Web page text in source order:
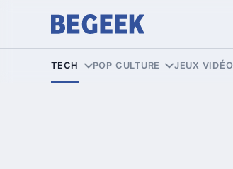
TECH POP CULTURE JEUX VIDÉO